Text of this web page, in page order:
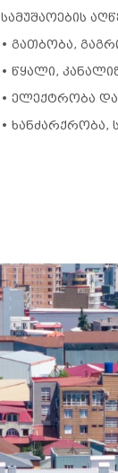
სამუშაოების
• გათბობა,
• წყალი,
• ელექტრობა და
• ხანძარქრობა,